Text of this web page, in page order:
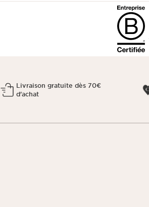
Livraison gratuite dès 70€
d'achat